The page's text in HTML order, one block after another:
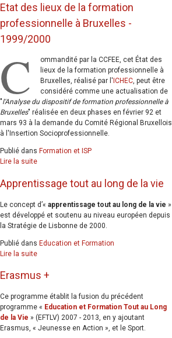
Etat des lieux de la formation
professionnelle à Bruxelles -
1999/2000
C
ommandité par la CCFEE, cet État des
lieux de la formation professionnelle à
Bruxelles, réalisé par l' ICHEC, peut être
considéré comme une actualisation de
"l'Analyse du dispositif de formation professionnelle à
Bruxelles" réalisée en deux phases en février 92 et
mars 93 à la demande du Comité Régional Bruxellois
à l'Insertion Socioprofessionnelle.
Publié dans Formation et ISP
Lire la suite
Apprentissage tout au long de la vie
Le concept d’« apprentissage tout au long de la vie »
est développé et soutenu au niveau européen depuis
la Stratégie de Lisbonne de 2000.
Publié dans Education et Formation
Lire la suite
Erasmus +
Ce programme établit la fusion du précédent
programme « Education et Formation Tout au Long
de la Vie » (EFTLV) 2007 - 2013, en y ajoutant
Erasmus, « Jeunesse en Action », et le Sport.